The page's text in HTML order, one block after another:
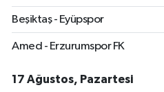
Beşiktaş - Eyüpspor
Amed - Erzurumspor FK
17 Ağustos, Pazartesi